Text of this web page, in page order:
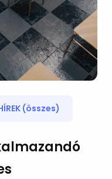
(összes)